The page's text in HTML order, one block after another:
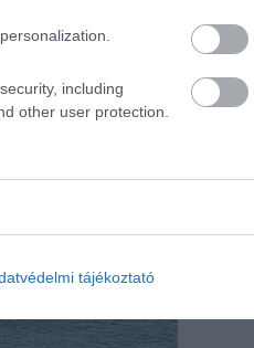
including
other user protection.
tájékoztató
a fehér